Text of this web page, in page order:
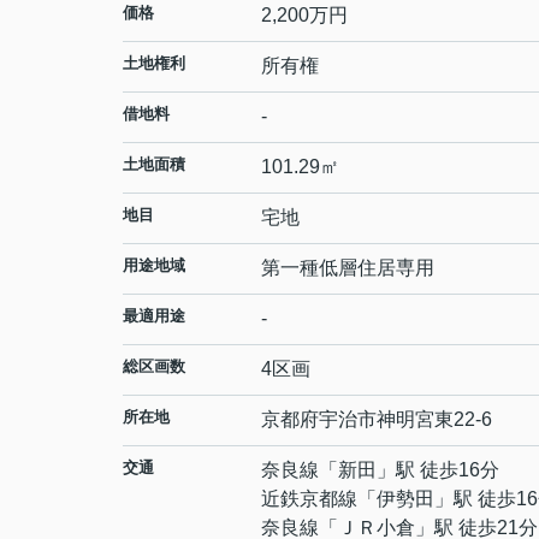
価格 2,200万円
土地権利 所有権
借地料 -
土地面積 101.29㎡
地目 宅地
用途地域 第一種低層住居専用
最適用途 -
総区画数 4区画
所在地 京都府宇治市神明宮東22-6
交通 奈良線 「 新田 」駅 徒歩16分
近鉄京都線 「 伊勢田 」駅 徒歩
奈良線 「 ＪＲ小倉 」駅 徒歩21分